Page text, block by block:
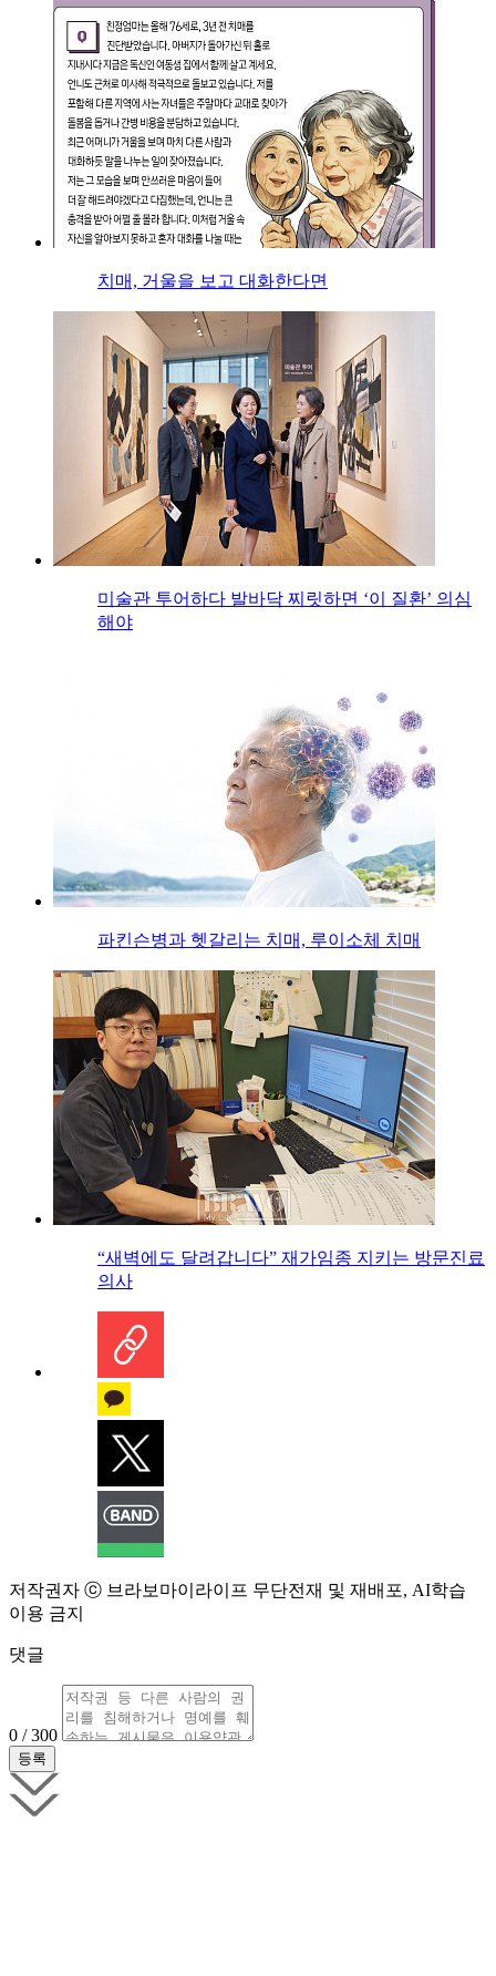
치매, 거울을 보고 대화한다면
미술관 투어하다 발바닥 찌릿하면 ‘이 질환’ 의심
해야
파킨슨병과 헷갈리는 치매, 루이소체 치매
“새벽에도 달려갑니다” 재가임종 지키는 방문진료
의사
저작권자 ⓒ 브라보마이라이프 무단전재 및 재배포, AI학습
이용 금지
댓글
0 / 300